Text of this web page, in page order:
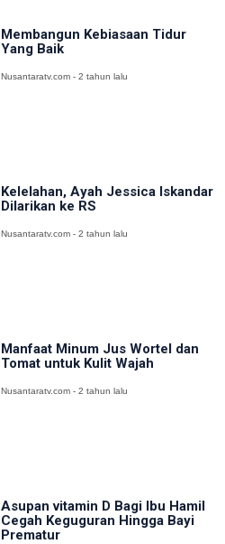
Membangun Kebiasaan Tidur
Yang Baik
Nusantaratv.com - 2 tahun lalu
Kelelahan, Ayah Jessica Iskandar
Dilarikan ke RS
Nusantaratv.com - 2 tahun lalu
Manfaat Minum Jus Wortel dan
Tomat untuk Kulit Wajah
Nusantaratv.com - 2 tahun lalu
Asupan vitamin D Bagi Ibu Hamil
Cegah Keguguran Hingga Bayi
Prematur